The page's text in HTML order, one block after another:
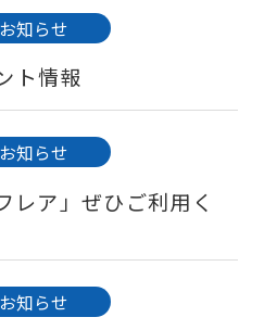
お知らせ
ト情報
お知らせ
レア」ぜひご利用く
お知らせ